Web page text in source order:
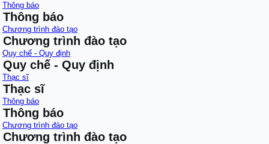
Thông báo
Thông báo
Chương trình đào tạo
Chương trình đào tạo
Quy chế - Quy định
Quy chế - Quy định
Thạc sĩ
Thạc sĩ
Thông báo
Thông báo
Chương trình đào tạo
Chương trình đào tạo